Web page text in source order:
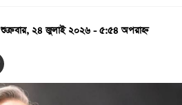
শুক্রবার, ২৪ জুলাই ২০২৬ - ৫:৫৪ অপরাহ্ন